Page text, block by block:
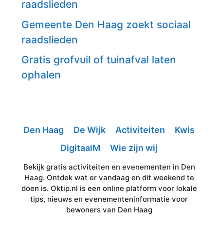
raadslieden
Gemeente Den Haag zoekt sociaal
raadslieden
Gratis grofvuil of tuinafval laten
ophalen
Den Haag De Wijk Activiteiten
Kwis
DigitaalM
Wie zijn wij
Bekijk gratis activiteiten en evenementen in Den
Haag. Ontdek wat er vandaag en dit weekend te
doen is. Oktip.nl is een online platform voor lokale
tips, nieuws en evenementeninformatie voor
bewoners van Den Haag